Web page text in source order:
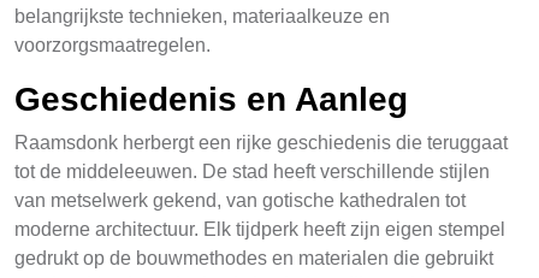
belangrijkste technieken, materiaalkeuze en
voorzorgsmaatregelen.
Geschiedenis en Aanleg
Raamsdonk herbergt een rijke geschiedenis die teruggaat
tot de middeleeuwen. De stad heeft verschillende stijlen
van metselwerk gekend, van gotische kathedralen tot
moderne architectuur. Elk tijdperk heeft zijn eigen stempel
gedrukt op de bouwmethodes en materialen die gebruikt